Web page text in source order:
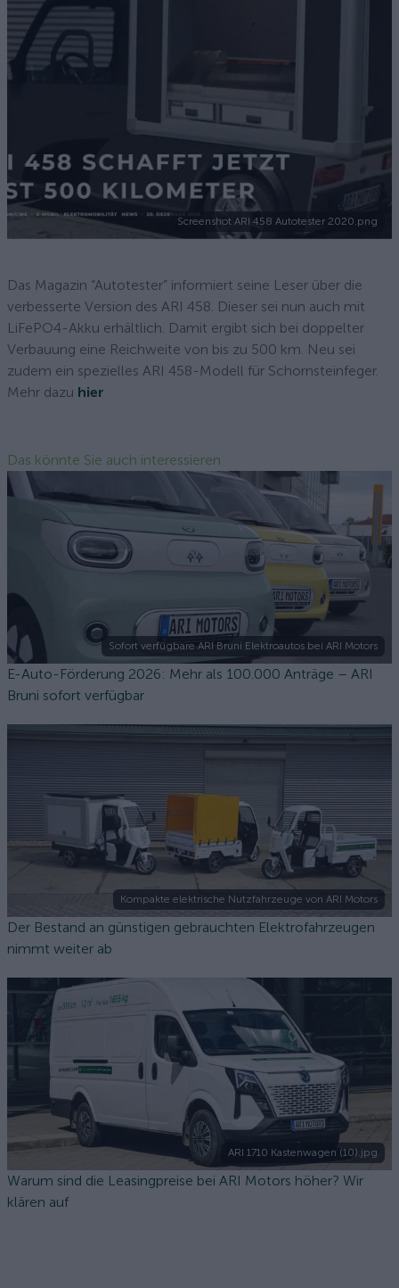
Screenshot ARI 458 Autotester 2020.png
Das Magazin “Autotester” informiert seine Leser über die
verbesserte Version des ARI 458. Dieser sei nun auch mit
LiFePO4-Akku erhältlich. Damit ergibt sich bei doppelter
Verbauung eine Reichweite von bis zu 500 km. Neu sei
zudem ein spezielles ARI 458-Modell für Schornsteinfeger.
Mehr dazu hier
Das könnte Sie auch interessieren
Sofort verfügbare ARI Bruni Elektroautos bei ARI Motors
E-Auto-Förderung 2026: Mehr als 100.000 Anträge – ARI
Bruni sofort verfügbar
Kompakte elektrische Nutzfahrzeuge von ARI Motors
Der Bestand an günstigen gebrauchten Elektrofahrzeugen
nimmt weiter ab
ARI 1710 Kastenwagen (10).jpg
Warum sind die Leasingpreise bei ARI Motors höher? Wir
klären auf